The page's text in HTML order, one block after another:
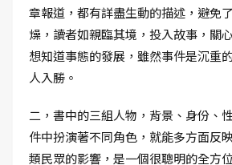
章報道，都有詳盡生動的描述，避免
燥，讀者如親臨其境，投入故事，關
想知道事態的發展，雖然事件是沉重
人入勝。
二，書中的三組人物，背景、身份、
件中扮演著不同角色，就能多方面反
類民眾的影響，是一個很聰明的全方